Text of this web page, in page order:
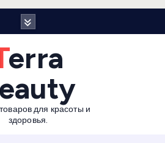
для красоты и
здоровья.